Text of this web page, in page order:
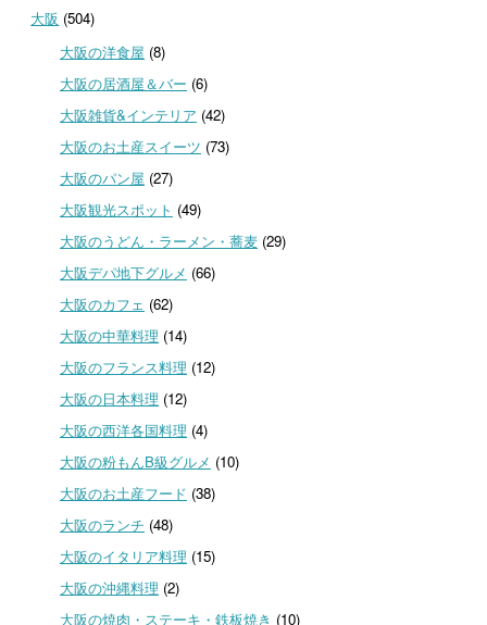
大阪 (504)
大阪の洋食屋 (8)
大阪の居酒屋＆バー (6)
大阪雑貨&インテリア (42)
大阪のお土産スイーツ (73)
大阪のパン屋 (27)
大阪観光スポット (49)
大阪のうどん・ラーメン・蕎麦(29)
大阪デパ地下グルメ (66)
大阪のカフェ (62)
大阪の中華料理 (14)
大阪のフランス料理 (12)
大阪の日本料理 (12)
大阪の西洋各国料理 (4)
大阪の粉もんB級グルメ (10)
大阪のお土産フード (38)
大阪のランチ (48)
大阪のイタリア料理 (15)
大阪の沖縄料理 (2)
大阪の焼肉・ステーキ・鉄板焼き (10)